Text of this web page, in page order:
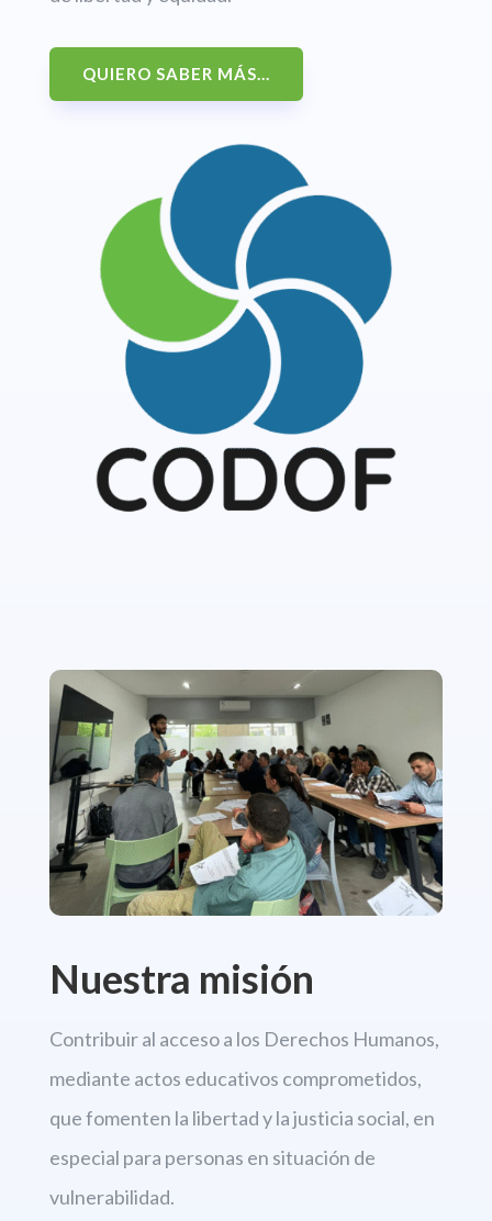
QUIERO SABER MÁS...
Nuestra misión
Contribuir al acceso a los Derechos Humanos,
mediante actos educativos comprometidos,
que fomenten la libertady la justicia social, en
especial para personas en situación de
vulnerabilidad.